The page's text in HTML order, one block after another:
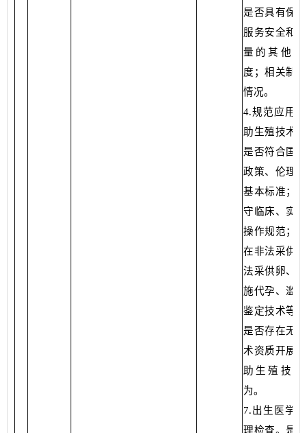
是否具有保
服务安全和
量的其他管
度；相关制
情况。
4.规范应用
助生殖技术
是否符合国
政策、伦理
基本标准；
守临床、实
操作规范；
在非法采供
法采供卵、
施代孕、滥
鉴定技术等
是否存在无
术资质开展
助生殖技术
为。
7.出生医学
理检查。是